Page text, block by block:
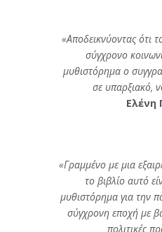
«Αποδεικνύοντας ότι
σύγχρονο
μυθιστόρημα ο
σε υπαρξιακό,
Ελένη
«Γραμμένο με μια
το βιβλίο αυτό
μυθιστόρημα για την
σύγχρονη εποχή με
πολιτικές